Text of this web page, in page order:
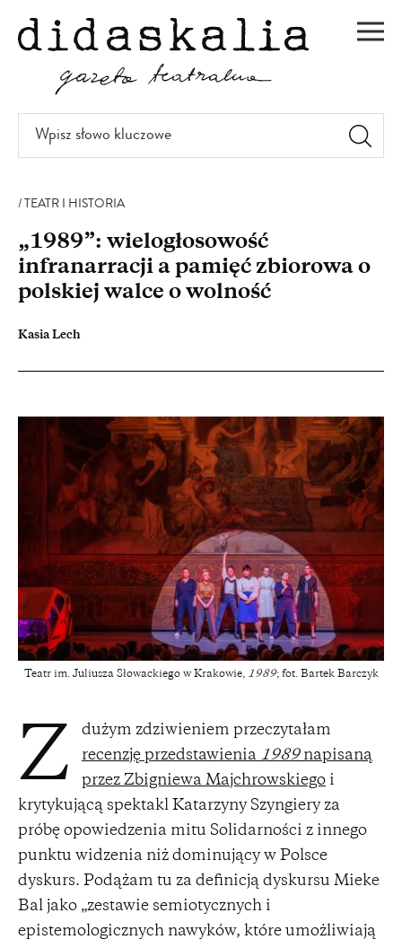
DO
TREŚCI
Wpisz
słowo
TEATR I HISTORIA
„1989”: wielogłosowość
infranarracji a pamięć zbiorowa o
polskiej walce o wolność
Kasia Lech
Teatr im. Juliusza Słowackiego w Krakowie, 1989; fot. Bartek Barczyk
Z
dużym zdziwieniem przeczytałam
recenzję przedstawienia 1989napisaną
przez Zbigniewa Majchrowskiego i
krytykującą spektakl Katarzyny Szyngiery za
próbę opowiedzenia mitu Solidarności z innego
punktu widzenia niż dominujący w Polsce
dyskurs. Podążam tu za definicją dyskursu Mieke
Bal jako „zestawie semiotycznych i
epistemologicznych nawyków, które umożliwiają